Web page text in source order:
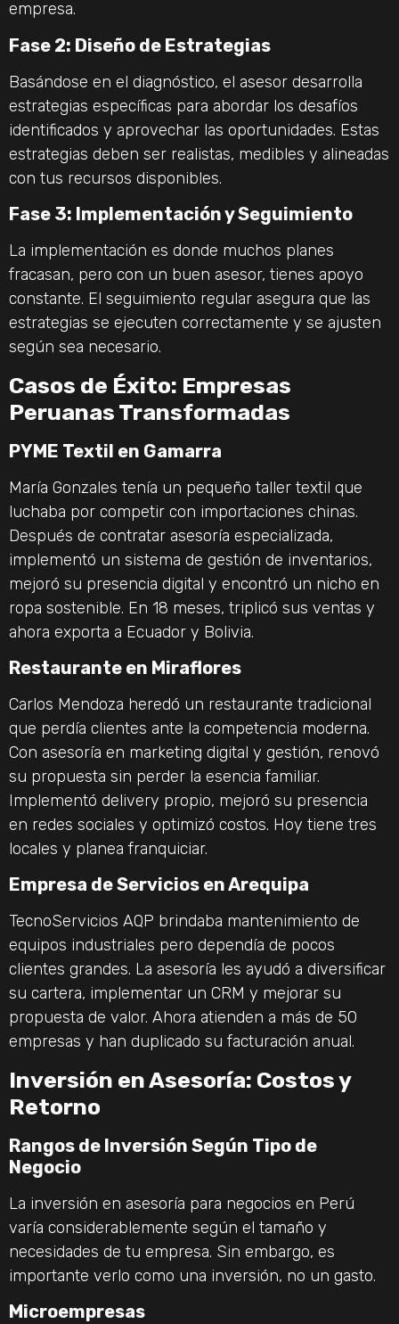
empresa.
Fase 2: Diseño de Estrategias
Basándose en el diagnóstico, el asesor desarrolla
estrategias específicas para abordar los desafíos
identificados y aprovechar las oportunidades. Estas
estrategias deben ser realistas, medibles y alineadas
con tus recursos disponibles.
Fase 3: Implementación y Seguimiento
La implementación es donde muchos planes
fracasan, pero con un buen asesor, tienes apoyo
constante. El seguimiento regular asegura que las
estrategias se ejecuten correctamente y se ajusten
según sea necesario.
Casos de Éxito: Empresas
Peruanas Transformadas
PYME Textil en Gamarra
María Gonzales tenía un pequeño taller textil que
luchaba por competir con importaciones chinas.
Después de contratar asesoría especializada,
implementó un sistema de gestión de inventarios,
mejoró su presencia digital y encontró un nicho en
ropa sostenible. En 18 meses, triplicó sus ventas y
ahora exporta a Ecuador y Bolivia.
Restaurante en Miraflores
Carlos Mendoza heredó un restaurante tradicional
que perdía clientes ante la competencia moderna.
Con asesoría en marketing digital y gestión, renovó
su propuesta sin perder la esencia familiar.
Implementó delivery propio, mejoró su presencia
en redes sociales y optimizó costos. Hoy tiene tres
locales y planea franquiciar.
Empresa de Servicios en Arequipa
TecnoServicios AQP brindaba mantenimiento de
equipos industriales pero dependía de pocos
clientes grandes. La asesoría les ayudó a diversificar
su cartera, implementar un CRM y mejorar su
propuesta de valor. Ahora atienden a más de 50
empresas y han duplicado su facturación anual.
Inversión en Asesoría: Costos y
Retorno
Rangos de Inversión Según Tipo de
Negocio
La inversión en asesoría para negocios en Perú
varía considerablemente según el tamaño y
necesidades de tu empresa. Sin embargo, es
importante verlo como una inversión, no un gasto.
Microempresas